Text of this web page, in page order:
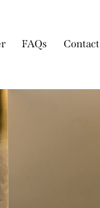
FAQs Contact